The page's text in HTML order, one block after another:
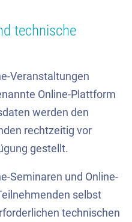
technische
Veranstaltungen
Online-Plattform
werden den
rechtzeitig vor
gestellt.
Seminaren und Online-
selbst
technischen